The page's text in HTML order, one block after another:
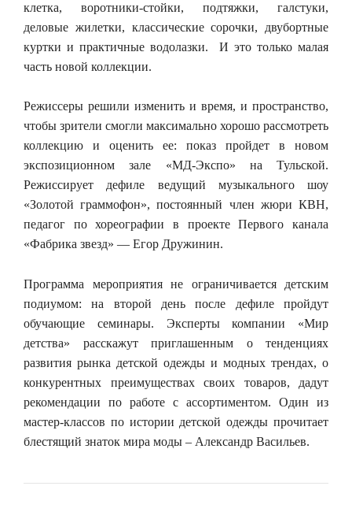
клетка, воротники-стойки, подтяжки, галстуки,
деловые жилетки, классические сорочки, двубортные
куртки и практичные водолазки. И это только малая
часть новой коллекции.
Режиссеры решили изменить и время, и пространство,
чтобы зрители смогли максимально хорошо рассмотреть
коллекцию и оценить ее: показ пройдет в новом
экспозиционном зале «МД-Экспо» на Тульской.
Режиссирует дефиле ведущий музыкального шоу
«Золотой граммофон», постоянный член жюри КВН,
педагог по хореографии в проекте Первого канала
«Фабрика звезд» — Егор Дружинин.
Программа мероприятия не ограничивается детским
подиумом: на второй день после дефиле пройдут
обучающие семинары. Эксперты компании «Мир
детства» расскажут приглашенным о тенденциях
развития рынка детской одежды и модных трендах, о
конкурентных преимуществах своих товаров, дадут
рекомендации по работе с ассортиментом. Один из
мастер-классов по истории детской одежды прочитает
блестящий знаток мира моды – Александр Васильев.